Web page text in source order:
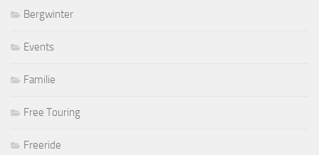
Bergwinter
Events
Familie
Free Touring
Freeride